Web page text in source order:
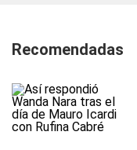
Recomendadas